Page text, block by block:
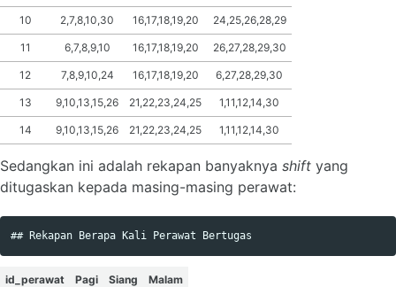
10 2,7,8,10,30 16,17,18,19,20 24,25,26,28,29
11 6,7,8,9,10 16,17,18,19,20 26,27,28,29,30
12 7,8,9,10,24 16,17,18,19,20 6,27,28,29,30
13 9,10,13,15,26 21,22,23,24,25 1,11,12,14,30
14 9,10,13,15,26 21,22,23,24,25 1,11,12,14,30
Sedangkan ini adalah rekapan banyaknya shift yang
ditugaskan kepada masing-masing perawat:
id_perawat Pagi Siang Malam